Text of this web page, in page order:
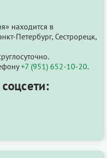
находится в
Петербург, Сестрорецк,
+7 (951) 652-10-20.